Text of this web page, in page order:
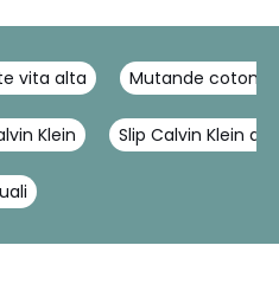
vita alta Mutande cotone
Klein Slip Calvin Klein